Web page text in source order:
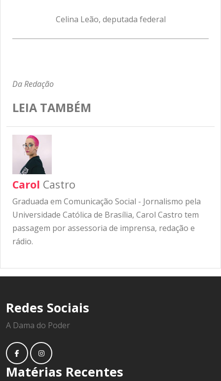
Celina Leão, deputada federal
Da Redação
LEIA TAMBÉM
Carol Castro
Graduada em Comunicação Social - Jornalismo pela
Universidade Católica de Brasília, Carol Castro tem
passagem por assessoria de imprensa, redação e
rádio.
Redes Sociais
A Dama do Poder
Matérias Recentes